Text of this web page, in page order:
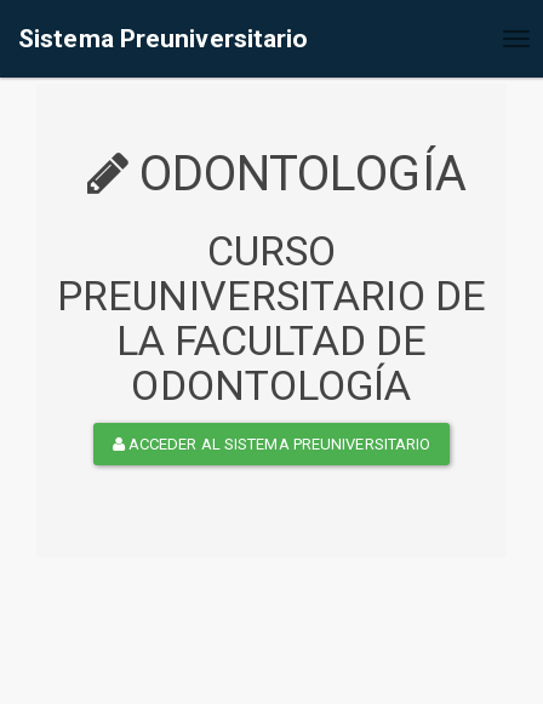
Sistema Preuniversitario
ODONTOLOGÍA
CURSO
PREUNIVERSITARIO DE
LA FACULTAD DE
ODONTOLOGÍA
ACCEDER AL SISTEMA PREUNIVERSITARIO